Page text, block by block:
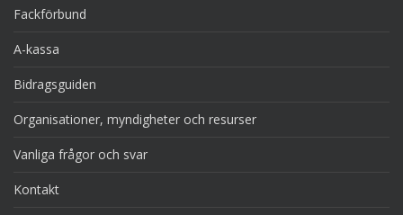
Fackförbund
A-kassa
Bidragsguiden
Organisationer, myndigheter och resurser
Vanliga frågor och svar
Kontakt